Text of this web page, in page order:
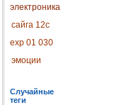
электроника
сайга 12с
exp 01 030
эмоции
Случайные
теги